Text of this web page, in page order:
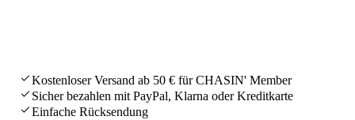
Kostenloser Versand ab 50 € für CHASIN' Member
Sicher bezahlen mit PayPal, Klarna oder Kreditkarte
Einfache Rücksendung